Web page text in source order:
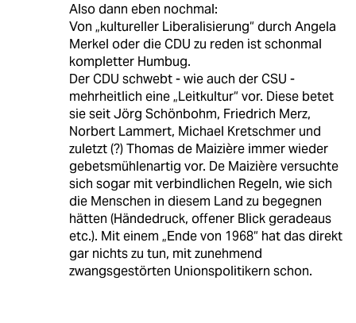
Also dann eben nochmal:
Von „kultureller Liberalisierung“ durch Angela
Merkel oder die CDU zu reden ist schonmal
kompletter Humbug.
Der CDU schwebt - wie auch der CSU -
mehrheitlich eine „Leitkultur“ vor. Diese betet
sie seit Jörg Schönbohm, Friedrich Merz,
Norbert Lammert, Michael Kretschmer und
zuletzt (?) Thomas de Maizière immer wieder
gebetsmühlenartig vor. De Maizière versuchte
sich sogar mit verbindlichen Regeln, wie sich
die Menschen in diesem Land zu begegnen
hätten (Händedruck, offener Blick geradeaus
etc.). Mit einem „Ende von 1968“ hat das direkt
gar nichts zu tun, mit zunehmend
zwangsgestörten Unionspolitikern schon.